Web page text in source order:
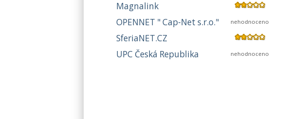
Magnalink
OPENNET " Cap-Net s.r.o." nehodnoceno
SferiaNET.CZ
UPC Česká Republika nehodnoceno